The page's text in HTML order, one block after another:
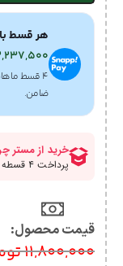
هر قسط
۴ قسط
ضامن.
قیمت محصول:​
11,800,000